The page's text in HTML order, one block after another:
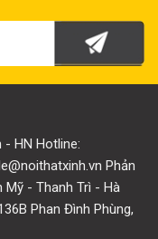
HN Hotline:
Phản
Mỹ - Thanh Trì - Hà
Phan Đình Phùng,